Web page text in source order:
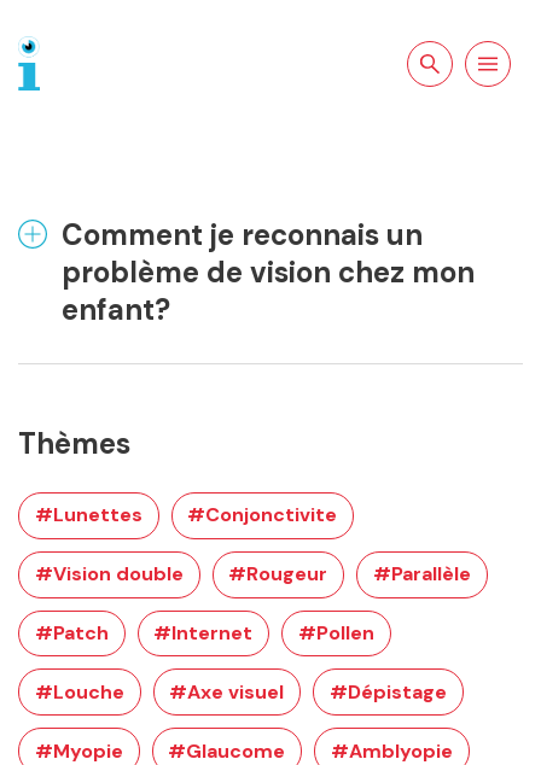
Rechercher sur
Ouvrir la
Comment je reconnais un
problème de vision chez mon
enfant?
Thèmes
#Lunettes #Conjonctivite
#Vision double #Rougeur #Parallèle
#Patch #Internet #Pollen
#Louche #Axe visuel #Dépistage
#Myopie #Glaucome #Amblyopie